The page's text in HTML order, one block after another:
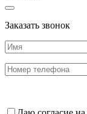
Заказать звонок